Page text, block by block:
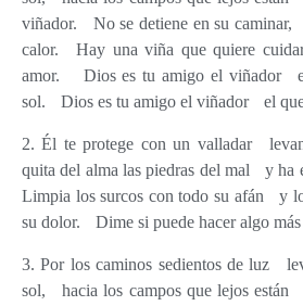
viñador. No se detiene en su caminar,
calor. Hay una viña que quiere
amor. Dios es tu amigo el viñador
sol. Dios es tu amigo el viñador el que
2. Él te protege con un valladar
quita del alma las piedras del mal y ha
Limpia los surcos con todo su afán y
su dolor. Dime si puede hacer algo
3. Por los caminos sedientos de luz
sol, hacia los campos que lejos están